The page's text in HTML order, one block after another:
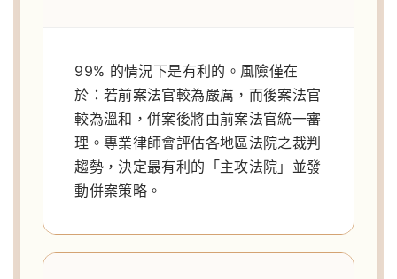
99% 的情況下是有利的。風險僅在
於：若前案法官較為嚴厲，而後案法官
較為溫和，併案後將由前案法官統一審
理。專業律師會評估各地區法院之裁判
趨勢，決定最有利的「主攻法院」並發
動併案策略。